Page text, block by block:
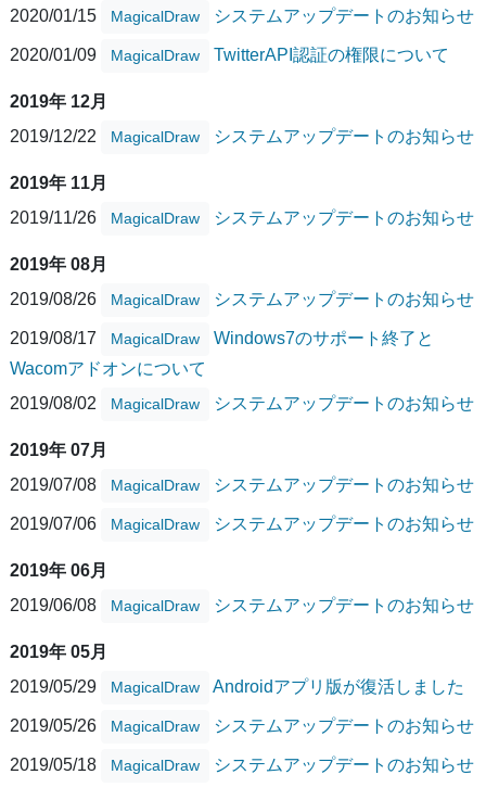
2020/01/15 MagicalDraw システムアップデートのお知らせ
2020/01/09 MagicalDraw TwitterAPI認証の権限について
2019年 12月
2019/12/22
MagicalDraw システムアップデートのお知らせ
2019年 11月
2019/11/26
MagicalDraw システムアップデートのお知らせ
2019年 08月
2019/08/26
MagicalDraw システムアップデートのお知らせ
2019/08/17 MagicalDraw
Windows7のサポート終了と
Wacomアドオンについて
2019/08/02
MagicalDraw システムアップデートのお知らせ
2019年 07月
2019/07/08
MagicalDraw システムアップデートのお知らせ
2019/07/06 MagicalDraw システムアップデートのお知らせ
2019年 06月
2019/06/08
MagicalDraw システムアップデートのお知らせ
2019年 05月
2019/05/29
MagicalDraw Androidアプリ版が復活しました
2019/05/26 MagicalDraw システムアップデートのお知らせ
2019/05/18 MagicalDraw システムアップデートのお知らせ